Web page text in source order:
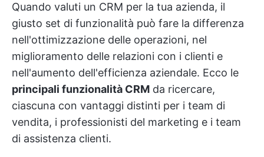
Quando valuti un CRM per la tua azienda, il
giusto set di funzionalità può fare la differenza
nell'ottimizzazione delle operazioni, nel
miglioramento delle relazioni con i clienti e
nell'aumento dell'efficienza aziendale. Ecco le
principali funzionalità CRM da ricercare,
ciascuna con vantaggi distinti per i team di
vendita, i professionisti del marketing e i team
di assistenza clienti.